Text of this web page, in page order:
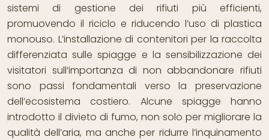
sistemi di gestione dei rifiuti più efficienti,
promuovendo il riciclo e riducendo l’uso di plastica
monouso. L’installazione di contenitori per la raccolta
differenziata sulle spiagge e la sensibilizzazione dei
visitatori sull’importanza di non abbandonare rifiuti
sono passi fondamentali verso la preservazione
dell’ecosistema costiero. Alcune spiagge hanno
introdotto il divieto di fumo, non solo per migliorare la
qualità dell’aria, ma anche per ridurre l’inquinamento